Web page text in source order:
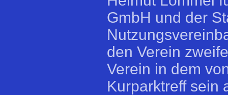
GmbH und der
den Verein
Verein in dem
Kurparktreff sein